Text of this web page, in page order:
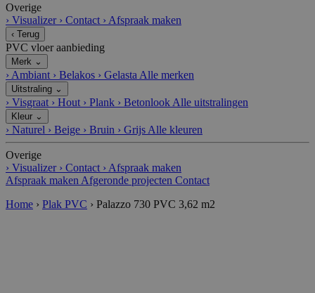
Overige
› Visualizer › Contact › Afspraak maken
‹ Terug
PVC vloer aanbieding
Merk ⌄
› Ambiant › Belakos › Gelasta Alle merken
Uitstraling ⌄
› Visgraat › Hout › Plank › Betonlook Alle uitstralingen
Kleur ⌄
› Naturel › Beige › Bruin › Grijs Alle kleuren
Overige
› Visualizer › Contact › Afspraak maken
Afspraak maken Afgeronde projecten Contact
Home › Plak PVC › Palazzo 730 PVC 3,62 m2